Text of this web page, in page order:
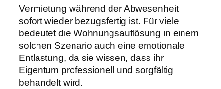
Vermietung während der Abwesenheit
sofort wieder bezugsfertig ist. Für viele
bedeutet die Wohnungsauflösung in einem
solchen Szenario auch eine emotionale
Entlastung, da sie wissen, dass ihr
Eigentum professionell und sorgfältig
behandelt wird.